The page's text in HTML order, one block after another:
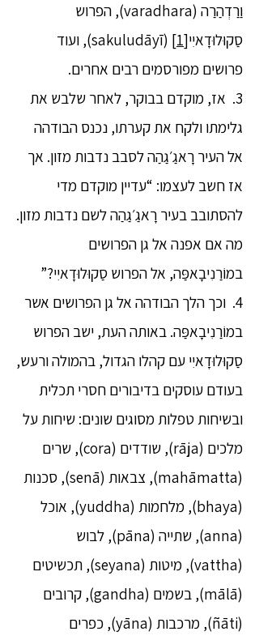
וַרַדְהַרַה (varadhara), הפרוש
סַקוּלוּדָאיִי[1]
(sakuludāyī), ועוד
פרושים מפורסמים רבים אחרים.
3. אז, מוקדם בבוקר, לאחר שלבש את
גלימתו ולקח את קערתו, נכנס הבודהה
אל העיר רָאגַ׳גַהַה לסבב נדבות מזון. אך
אז חשב לעצמו: “עדיין מוקדם מדי
להסתובב בעיר רָאגַ׳גַהַה לשם נדבות מזון.
מה אם אפנה אל גן הפרושים
במוֹרַנִיבָאפַּה, אל הפרוש סַקוּלוּדָאיִי?”
4. וכך הלך הבודהה אל גן הפרושים אשר
במוֹרַנִיבָאפַּה. באותה העת, ישב הפרוש
סַקוּלוּדָאיִי עם קהלו הגדול, בהמולה ורעש,
בעודם עוסקים בדיבורים חסרי תכלית
ובשיחות טפלות מסוגים שונים: שיחות על
מלכים (rāja), שודדים (cora), שרים
(mahāmatta), צבאות (senā), סכנות
(bhaya), מלחמות (yuddha), אוכל
(anna), שתייה (pāna), לבוש
(vattha), מיטות (seyana), תכשיטים
(mālā), בשמים (gandha), קרובים
(ñāti), מרכבות (yāna), כפרים